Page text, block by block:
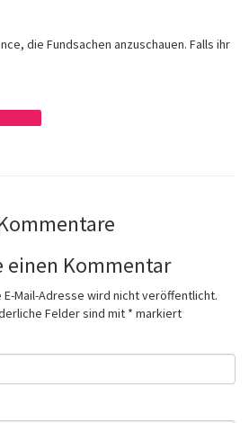
die Fundsachen anzuschauen. Falls ihr
einen Kommentar
E-Mail-Adresse wird nicht veröffentlicht.
Felder sind mit * markiert